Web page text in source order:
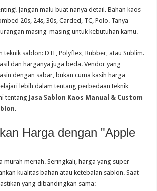
Jangan malu buat nanya detail. Bahan kaos
20s, 24s, 30s, Carded, TC, Polo. Tanya
masing-masing untuk kebutuhan kamu.
teknik sablon: DTF, Polyflex, Rubber, atau Sublim.
dan harganya juga beda. Vendor yang
dengan sabar, bukan cuma kasih harga
lebih dalam tentang perbedaan teknik
tentang Jasa Sablon Kaos Manual & Custom
.
Harga dengan "Apple
murah meriah. Seringkali, harga yang super
kualitas bahan atau ketebalan sablon. Saat
yang dibandingkan sama: